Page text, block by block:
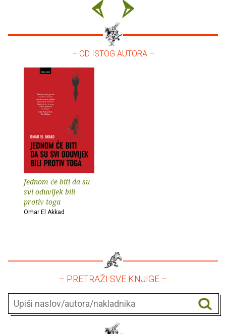
– OD ISTOG AUTORA –
Jednom će biti da su
svi oduvijek bili
protiv toga
Omar El Akkad
– PRETRAŽI SVE KNJIGE –